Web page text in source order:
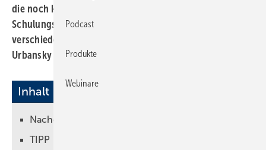
die noch keine Erfahrung damit haben, finden vielfältige
Schulungsangebote am Markt. Eine Übersicht über
verschiedene Produkte bietet der Beitrag.
Urbansky
Inhalt
Nachgefragt
TIPP
Podcast
Produkte
Webinare